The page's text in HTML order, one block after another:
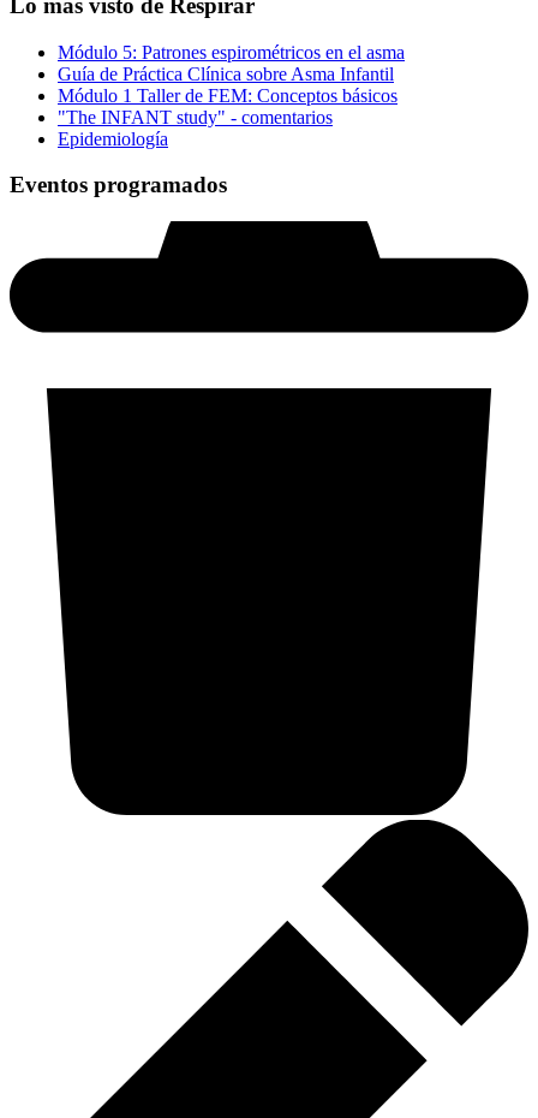
Lo más visto de Respirar
Módulo 5: Patrones espirométricos en el asma
Guía de Práctica Clínica sobre Asma Infantil
Módulo 1 Taller de FEM: Conceptos básicos
"The INFANT study" - comentarios
Epidemiología
Eventos programados